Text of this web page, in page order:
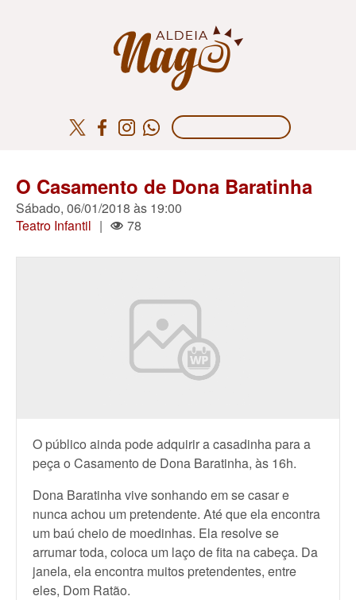
O Casamento de Dona Baratinha
Sábado, 06/01/2018 às 19:00
Teatro Infantil | 78
O público ainda pode adquirir a casadinha para a
peça o Casamento de Dona Baratinha, às 16h.
Dona Baratinha vive sonhando em se casar e
nunca achou um pretendente. Até que ela encontra
um baú cheio de moedinhas. Ela resolve se
arrumar toda, coloca um laço de fita na cabeça. Da
janela, ela encontra muitos pretendentes, entre
eles, Dom Ratão.